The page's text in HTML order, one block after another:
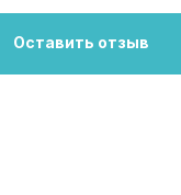
Оставить отзыв